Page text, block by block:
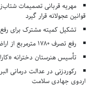
مهریه قربانی تصمیمات
قوانین عجولانه قرار گیرد
تشکیل کمیته مشترک برای
رفع تصرف ۱۷۸۰ مترمربع از اراضی ملی روستای سرودار کرج
تأسیس هنرستان دخترانه
اردوی جهادی سلامت